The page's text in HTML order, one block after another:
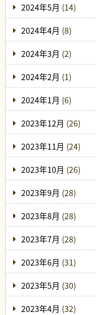
2024年5月 (14)
2024年4月 (8)
2024年3月 (2)
2024年2月 (1)
2024年1月 (6)
2023年12月 (26)
2023年11月 (24)
2023年10月 (26)
2023年9月 (28)
2023年8月 (28)
2023年7月 (28)
2023年6月 (31)
2023年5月 (30)
2023年4月 (32)